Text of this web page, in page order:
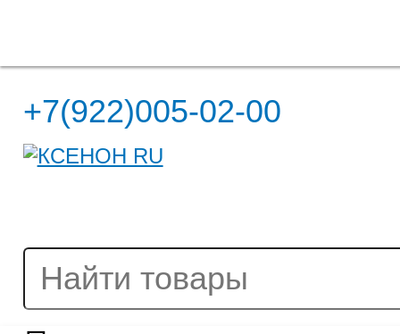
+7(922)005-02-00